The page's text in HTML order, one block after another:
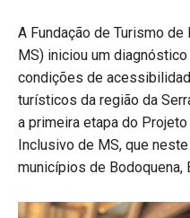
A Fundação de Turismo
MS) iniciou um
condições de
turísticos da região da
a primeira etapa do
Inclusivo de MS, que
municípios de Bodoquena,